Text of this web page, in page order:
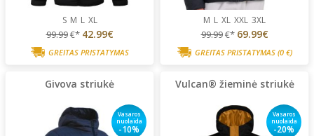
S M L XL
99.99€* 42.99€
GREITAS PRISTATYMAS
M L XL XXL 3XL
99.99€* 69.99€
GREITAS PRISTATYMAS (0 €)
Givova striukė
Vasaros
nuolaida
-10%
Vulcan® žieminė striukė
Vasaros
nuolaida
-20%